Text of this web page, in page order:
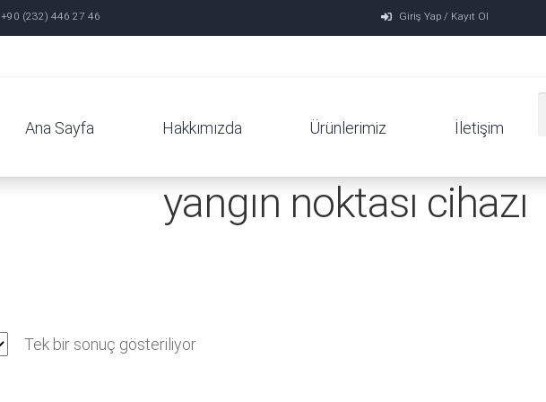
+90 (232) 446 27 46 Giriş Yap / Kayıt Ol
Ana Sayfa Hakkımızda Ürünlerimiz İletişim
yangın noktası cihazı
Tek bir sonuç gösteriliyor